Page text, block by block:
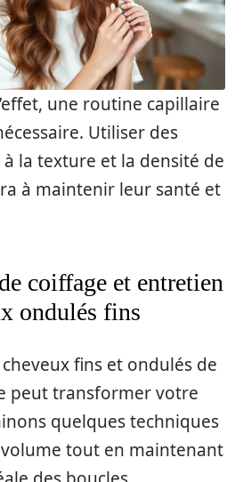
une routine capillaire
Utiliser des
la texture et la densité de
à maintenir leur santé et
coiffage et entretien
ondulés fins
fins et ondulés de
peut transformer votre
quelques techniques
tout en maintenant